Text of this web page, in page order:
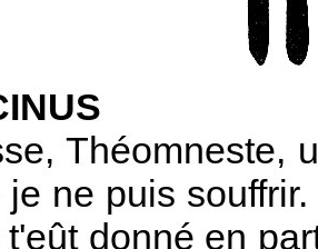
Théomneste,
je ne puis
t'eût donné en